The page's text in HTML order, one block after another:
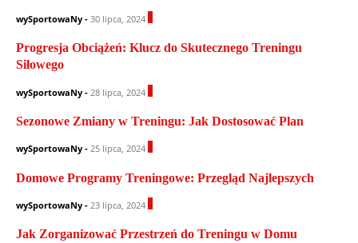
wySportowaNy - 30 lipca, 2024
Progresja Obciążeń: Klucz do Skutecznego Treningu
Siłowego
wySportowaNy - 28 lipca, 2024
Sezonowe Zmiany w Treningu: Jak Dostosować Plan
wySportowaNy - 25 lipca, 2024
Domowe Programy Treningowe: Przegląd Najlepszych
wySportowaNy - 23 lipca, 2024
Jak Zorganizować Przestrzeń do Treningu w Domu